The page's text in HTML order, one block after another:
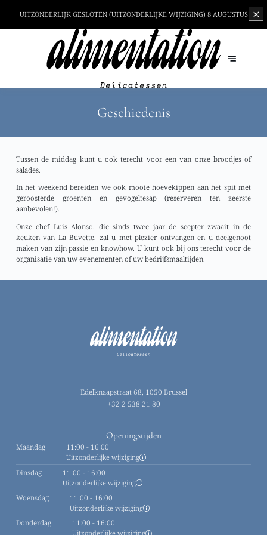
UITZONDERLIJK GESLOTEN (UITZONDERLIJKE WIJZIGING) 8 AUGUSTUS
Geschiedenis
Tussen de middag kunt u ook terecht voor een van onze broodjes of
salades.
In het weekend bereiden we ook mooie hoevekippen aan het spit met
geroosterde groenten en gevogeltesap (reserveren ten zeerste
aanbevolen!).
Onze chef Luis Alonso, die sinds twee jaar de scepter zwaait in de
keuken van La Buvette, zal u met plezier ontvangen en u deelgenoot
maken van zijn passie en knowhow. U kunt ook bij ons terecht voor de
organisatie van uw evenementen of uw bedrijfsmaaltijden.
Edelknaapstraat 68, 1050 Brussel
+32 2 538 21 80
Openingstijden
Maandag 11:00 - 16:00
Uitzonderlijke wijziging
Dinsdag 11:00 - 16:00
Uitzonderlijke wijziging
Woensdag 11:00 - 16:00
Uitzonderlijke wijziging
Donderdag 11:00 - 16:00
Uitzonderlijke wijziging